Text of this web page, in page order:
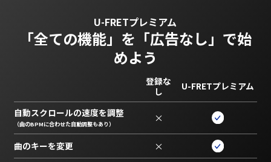
U-FRETプレミアム
「全ての機能」を 「広告なし」で始
めよう
登録な
し
U-FRETプレミアム
自動スクロールの速度を調整
（曲のBPMに合わせた自動調整もあり） ×
曲のキーを変更 ×